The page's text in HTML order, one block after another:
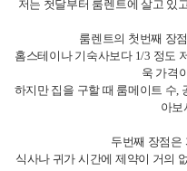
대표자 : 이규헌 사업
서울시 종로구 세종대로 149 광화
찾아오
Copyright © Chongro Overseas